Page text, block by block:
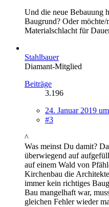
Und die neue Bebauung
Baugrund? Oder
Materialschlacht für
Stahlbauer
Diamant-Mitglied
Beiträge
3.196
24. Januar 2019
#3
^
Was meinst Du damit?
überwiegend auf
auf einem Wald von
Kirchenbau die
immer kein richtiges
Bau mangelhaft war,
gleichen Fehler wieder